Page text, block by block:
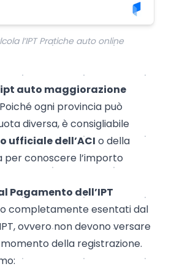
l’IPT Pratiche auto online
auto maggiorazione
Poiché ogni provincia può
diversa, è consigliabile
ufficiale dell’ACI o della
conoscere l’importo
Pagamento dell’IPT
completamente esentati dal
ovvero non devono versare
della registrazione.